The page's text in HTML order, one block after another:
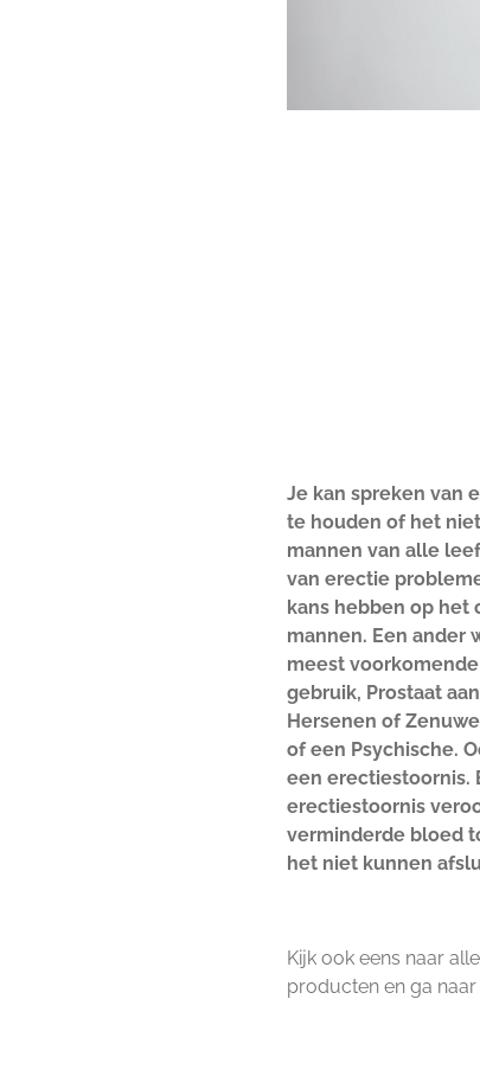
Je kan spreken van
te houden of het
mannen van alle
van erectie
kans hebben op
mannen. Een ander
meest
gebruik, Prostaat
Hersenen of
of een Psychische.
een erectiestoornis.
erectiestoornis
verminderde bloed
het niet kunnen
Kijk ook eens naar alle
producten en ga naar